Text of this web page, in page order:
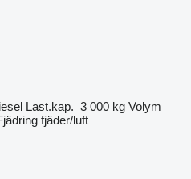
Last.kap. 3 000 kg Volym
fjäder/luft